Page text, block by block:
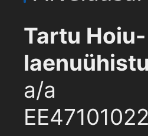
Tartu Hoiu-
laenuühistu
a/a